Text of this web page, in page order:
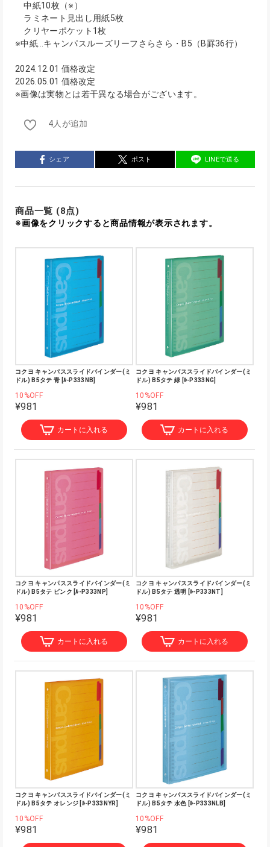
中紙10枚（※）
ラミネート見出し用紙5枚
クリヤーポケット1枚
※中紙…キャンパスルーズリーフさらさら・B5（B罫36行）
2024.12.01 価格改定
2026.05.01 価格改定
※画像は実物とは若干異なる場合がございます。
4人が追加
シェア ポスト LINEで送る
商品一覧 (8点)
※画像をクリックすると商品情報が表示されます。
コクヨ キャンパススライドバインダー(ミ
ドル) B5タテ 青 [ﾙ-P333NB]
10%OFF
¥981
カートに入れる
コクヨ キャンパススライドバインダー(ミ
ドル) B5タテ 緑 [ﾙ-P333NG]
10%OFF
¥981
カートに入れる
コクヨ キャンパススライドバインダー(ミ
ドル) B5タテ ピンク [ﾙ-P333NP]
10%OFF
¥981
カートに入れる
コクヨ キャンパススライドバインダー(ミ
ドル) B5タテ 透明 [ﾙ-P333NT]
10%OFF
¥981
カートに入れる
コクヨ キャンパススライドバインダー(ミ
ドル) B5タテ オレンジ [ﾙ-P333NYR]
10%OFF
¥981
コクヨ キャンパススライドバインダー(ミ
ドル) B5タテ 水色 [ﾙ-P333NLB]
10%OFF
¥981